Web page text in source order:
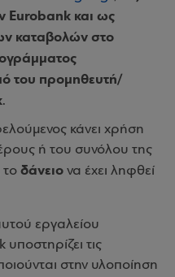
Eurobank και ως
καταβολών στο
του προμηθευτή/
.
κάνει χρήση
ή του συνόλου της
το δάνειο να έχει ληφθεί
εργαλείου
τις
στην υλοποίηση